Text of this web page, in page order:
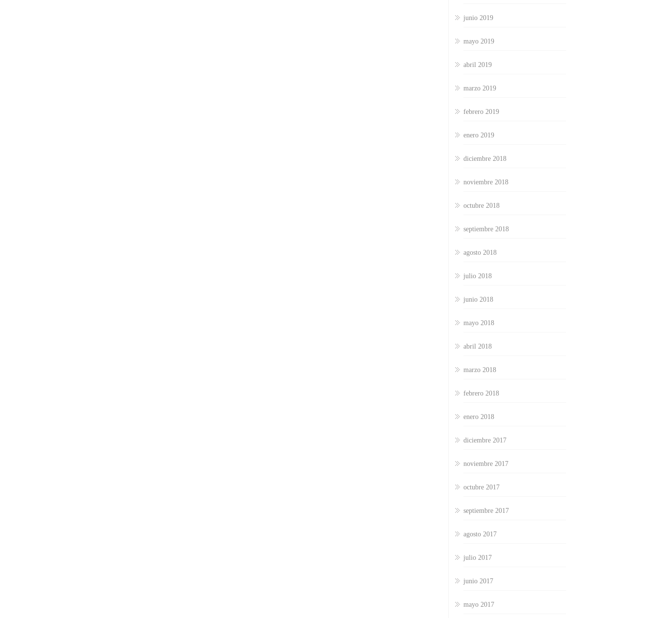
junio 2019
mayo 2019
abril 2019
marzo 2019
febrero 2019
enero 2019
diciembre 2018
noviembre 2018
octubre 2018
septiembre 2018
agosto 2018
julio 2018
junio 2018
mayo 2018
abril 2018
marzo 2018
febrero 2018
enero 2018
diciembre 2017
noviembre 2017
octubre 2017
septiembre 2017
agosto 2017
julio 2017
junio 2017
mayo 2017